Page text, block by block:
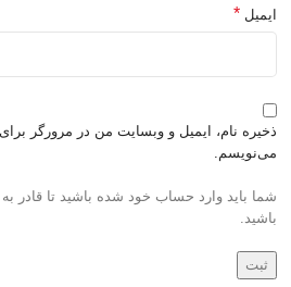
ایمیل *
ذخیره نام، ایمیل و وبسایت من در مرورگر
می‌نویسم.
شما باید وارد حساب خود شده باشید تا قادر
باشید.